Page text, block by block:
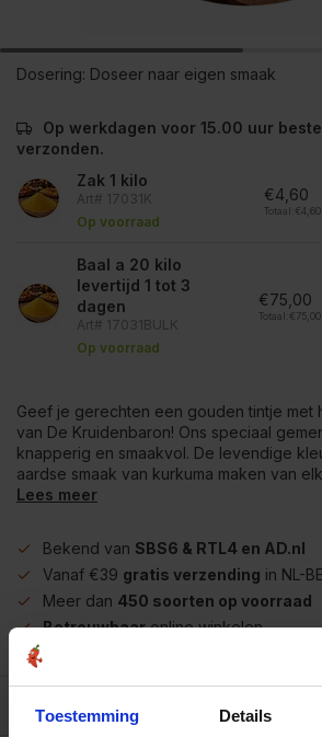
Toestemming Details
Dosering: Doseer naar eigen smaak
Op werkdagen voor 15.00 uur
verzonden.
Zak 1 kilo
Art# 17031K
Op voorraad
€4,60
Totaal: €4,60
Baal a 20 kilo
levertijd 1 tot 3
dagen
Art# 17031BULK
Op voorraad
€75,00
Totaal: €75,00
Geef je gerechten een gouden tintje met
van De Kruidenbaron! Ons speciaal
knapperig en smaakvol. De levendige
aardse smaak van kurkuma maken van
Lees meer
Bekend van SBS6 & RTL4 en AD.nl
Vanaf €39 gratis verzending in NL-BE
Meer dan 450 soorten op voorraad
Betrouwbaaronline winkelen
Beschrijving